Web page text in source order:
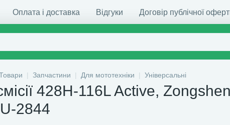
Оплата і доставка Відгуки Договір публічної
Запчастини Для мототехніки Універсальні
428H-116L Active,
2844